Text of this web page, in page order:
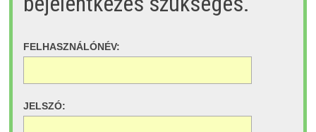
FELHASZNÁLÓNÉV:
JELSZÓ: